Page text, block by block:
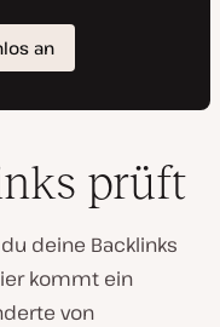
prüft
deine Backlinks
kommt ein
von